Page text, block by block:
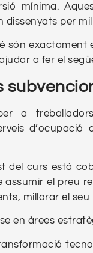
mínima.
dissenyats per
són exactament
a fer el
a
d’ocupació
del curs està
el preu
millorar el
en àrees